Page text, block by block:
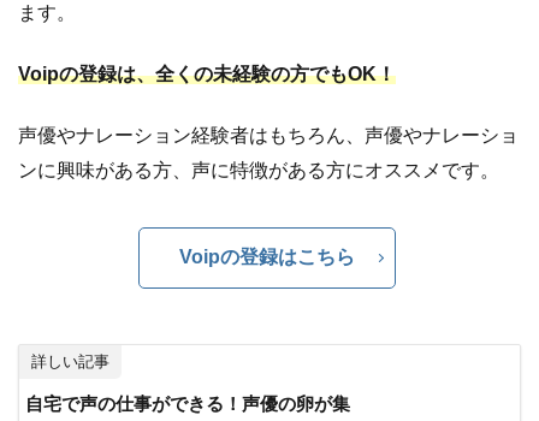
ます。
Voipの登録は、全くの未経験の方でもOK！
声優やナレーション経験者はもちろん、声優やナレーショ
ンに興味がある方、声に特徴がある方にオススメです。
Voipの登録はこちら
詳しい記事
自宅で声の仕事ができる！声優の卵が集